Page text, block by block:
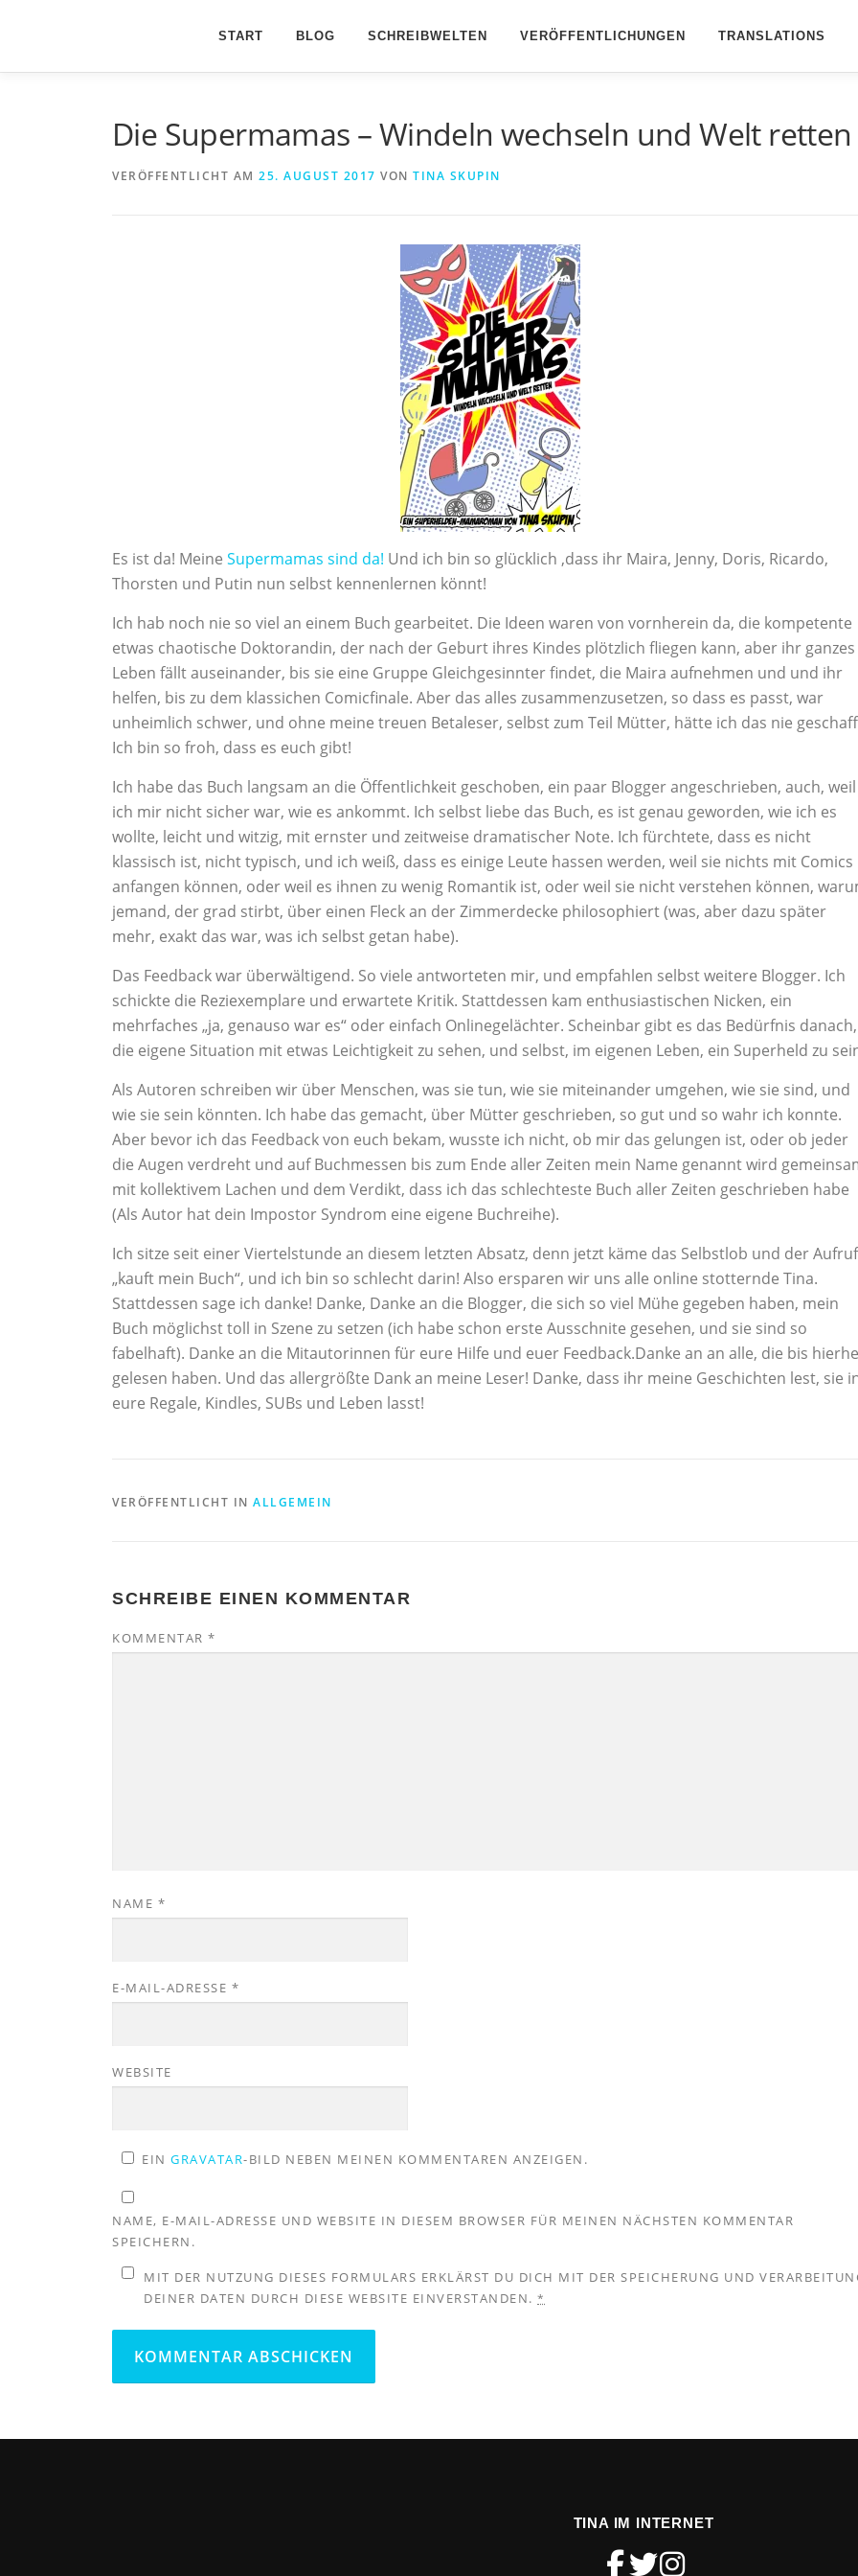
START BLOG SCHREIBWELTEN VERÖFFENTLICHUNGEN TRANSLATIONS
Die Supermamas – Windeln wechseln und Welt retten
VERÖFFENTLICHT AM 25. AUGUST 2017 VON TINA SKUPIN
Es ist da! Meine Supermamas sind da! Und ich bin so glücklich ,dass ihr Maira, Jenny, Doris, Ricardo,
Thorsten und Putin nun selbst kennenlernen könnt!
Ich hab noch nie so viel an einem Buch gearbeitet. Die Ideen waren von vornherein da, die kompetente
etwas chaotische Doktorandin, der nach der Geburt ihres Kindes plötzlich fliegen kann, aber ihr ganzes
Leben fällt auseinander, bis sie eine Gruppe Gleichgesinnter findet, die Maira aufnehmen und und ihr
helfen, bis zu dem klassichen Comicfinale. Aber das alles zusammenzusetzen, so dass es passt, war
unheimlich schwer, und ohne meine treuen Betaleser, selbst zum Teil Mütter, hätte ich das nie
Ich bin so froh, dass es euch gibt!
Ich habe das Buch langsam an die Öffentlichkeit geschoben, ein paar Blogger angeschrieben, auch, weil
ich mir nicht sicher war, wie es ankommt. Ich selbst liebe das Buch, es ist genau geworden, wie ich es
wollte, leicht und witzig, mit ernster und zeitweise dramatischer Note. Ich fürchtete, dass es nicht
klassisch ist, nicht typisch, und ich weiß, dass es einige Leute hassen werden, weil sie nichts mit Comics
anfangen können, oder weil es ihnen zu wenig Romantik ist, oder weil sie nicht verstehen können,
jemand, der grad stirbt, über einen Fleck an der Zimmerdecke philosophiert (was, aber dazu später
mehr, exakt das war, was ich selbst getan habe).
Das Feedback war überwältigend. So viele antworteten mir, und empfahlen selbst weitere Blogger. Ich
schickte die Reziexemplare und erwartete Kritik. Stattdessen kam enthusiastischen Nicken, ein
mehrfaches „ja, genauso war es“ oder einfach Onlinegelächter. Scheinbar gibt es das Bedürfnis danach,
die eigene Situation mit etwas Leichtigkeit zu sehen, und selbst, im eigenen Leben, ein Superheld zu
Als Autoren schreiben wir über Menschen, was sie tun, wie sie miteinander umgehen, wie sie sind, und
wie sie sein könnten. Ich habe das gemacht, über Mütter geschrieben, so gut und so wahr ich konnte.
Aber bevor ich das Feedback von euch bekam, wusste ich nicht, ob mir das gelungen ist, oder ob jeder
die Augen verdreht und auf Buchmessen bis zum Ende aller Zeiten mein Name genannt wird
mit kollektivem Lachen und dem Verdikt, dass ich das schlechteste Buch aller Zeiten geschrieben habe
(Als Autor hat dein Impostor Syndrom eine eigene Buchreihe).
Ich sitze seit einer Viertelstunde an diesem letzten Absatz, denn jetzt käme das Selbstlob und der
„kauft mein Buch“, und ich bin so schlecht darin! Also ersparen wir uns alle online stotternde Tina.
Stattdessen sage ich danke! Danke, Danke an die Blogger, die sich so viel Mühe gegeben haben, mein
Buch möglichst toll in Szene zu setzen (ich habe schon erste Ausschnite gesehen, und sie sind so
fabelhaft). Danke an die Mitautorinnen für eure Hilfe und euer Feedback.Danke an an alle, die bis
gelesen haben. Und das allergrößte Dank an meine Leser! Danke, dass ihr meine Geschichten lest, sie
eure Regale, Kindles, SUBs und Leben lasst!
VERÖFFENTLICHT IN ALLGEMEIN
SCHREIBE EINEN KOMMENTAR
KOMMENTAR *
NAME *
E-MAIL-ADRESSE *
WEBSITE
EINGRAVATAR-BILD NEBEN MEINEN KOMMENTAREN ANZEIGEN.
NAME, E-MAIL-ADRESSE UND WEBSITE IN DIESEM BROWSER FÜR MEINEN NÄCHSTEN KOMMENTAR
SPEICHERN.
MIT DER NUTZUNG DIESES FORMULARS ERKLÄRST DU DICH MIT DER SPEICHERUNG UND
DEINER DATEN DURCH DIESE WEBSITE EINVERSTANDEN. *
TINA IM INTERNET